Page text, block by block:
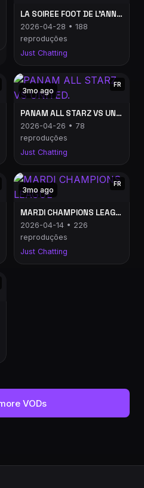
LA SOIREE FOOT DE L'ANNEE
2026-04-28 • 188
reproduções
Just Chatting
3mo ago
FR
PANAM ALL STARZ VS UNITED.
2026-04-26 • 78
reproduções
Just Chatting
3mo ago
FR
MARDI CHAMPIONS LEAGUE
2026-04-14 • 226
reproduções
Just Chatting
VODs